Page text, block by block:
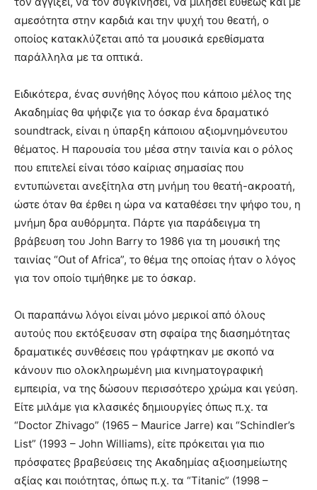
αμεσότητα στην καρδιά και την ψυχή του θεατή, ο
οποίος κατακλύζεται από τα μουσικά ερεθίσματα
παράλληλα με τα οπτικά.
Ειδικότερα, ένας συνήθης λόγος που κάποιο μέλος της
Ακαδημίας θα ψήφιζε για το όσκαρ ένα δραματικό
soundtrack, είναι η ύπαρξη κάποιου αξιομνημόνευτου
θέματος. Η παρουσία του μέσα στην ταινία και ο ρόλος
που επιτελεί είναι τόσο καίριας σημασίας που
εντυπώνεται ανεξίτηλα στη μνήμη του θεατή-ακροατή,
ώστε όταν θα έρθει η ώρα να καταθέσει την ψήφο του, η
μνήμη δρα αυθόρμητα. Πάρτε για παράδειγμα τη
βράβευση του John Barry το 1986 για τη μουσική της
ταινίας “Out of Africa”, το θέμα της οποίας ήταν ο λόγος
για τον οποίο τιμήθηκε με το όσκαρ.
Οι παραπάνω λόγοι είναι μόνο μερικοί από όλους
αυτούς που εκτόξευσαν στη σφαίρα της διασημότητας
δραματικές συνθέσεις που γράφτηκαν με σκοπό να
κάνουν πιο ολοκληρωμένη μια κινηματογραφική
εμπειρία, να της δώσουν περισσότερο χρώμα και γεύση.
Είτε μιλάμε για κλασικές δημιουργίες όπως π.χ. τα
“Doctor Zhivago” (1965 – Maurice Jarre) και “Schindler’s
List” (1993 – John Williams), είτε πρόκειται για πιο
πρόσφατες βραβεύσεις της Ακαδημίας αξιοσημείωτης
αξίας και ποιότητας, όπως π.χ. τα “Titanic” (1998 –